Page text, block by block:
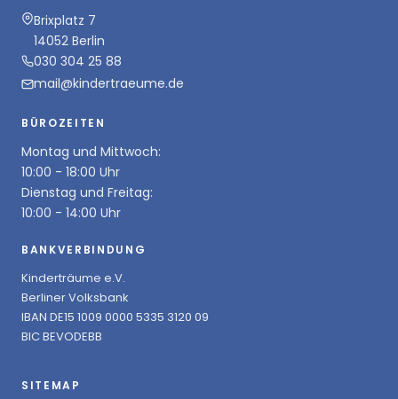
Brixplatz 7
14052 Berlin
030 304 25 88
mail@kindertraeume.de
BÜROZEITEN
Montag und Mittwoch:
10:00 - 18:00 Uhr
Dienstag und Freitag:
10:00 - 14:00 Uhr
BANKVERBINDUNG
Kinderträume e.V.
Berliner Volksbank
IBAN DE15 1009 0000 5335 3120 09
BIC BEVODEBB
SITEMAP